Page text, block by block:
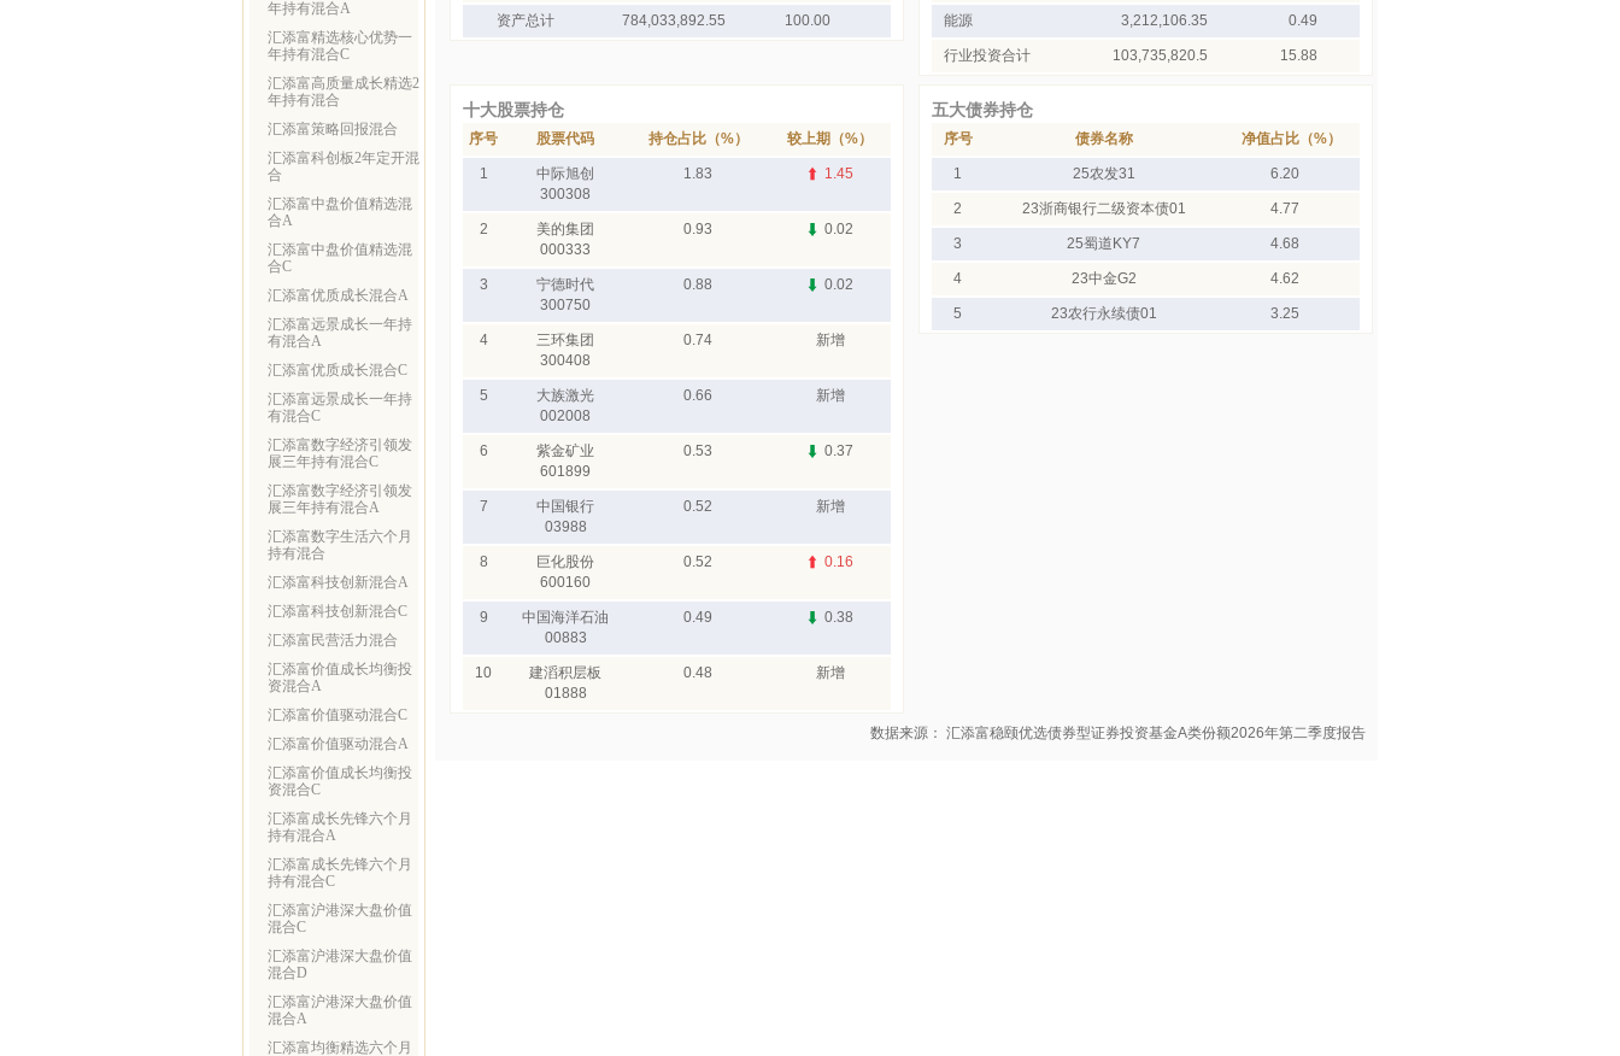
年持有混合A
汇添富精选核心优势一
年持有混合C
汇添富高质量成长精选2
年持有混合
汇添富策略回报混合
汇添富科创板2年定开混
合
汇添富中盘价值精选混
合A
汇添富中盘价值精选混
合C
汇添富优质成长混合A
汇添富远景成长一年持
有混合A
汇添富优质成长混合C
汇添富远景成长一年持
有混合C
汇添富数字经济引领发
展三年持有混合C
汇添富数字经济引领发
展三年持有混合A
汇添富数字生活六个月
持有混合
汇添富科技创新混合A
汇添富科技创新混合C
汇添富民营活力混合
汇添富价值成长均衡投
资混合A
汇添富价值驱动混合C
汇添富价值驱动混合A
汇添富价值成长均衡投
资混合C
汇添富成长先锋六个月
持有混合A
汇添富成长先锋六个月
持有混合C
汇添富沪港深大盘价值
混合C
汇添富沪港深大盘价值
混合D
汇添富沪港深大盘价值
混合A
汇添富均衡精选六个月
资产总计 784,033,892.55 100.00 能源 3,212,106.35 0.49
行业投资合计 103,735,820.5 15.88
十大股票持仓
序号 股票代码 持仓占比（%） 较上期（%）
1
中际旭创
300308
1.83 1.45
2
美的集团
000333
0.93 0.02
3
宁德时代
300750
0.88 0.02
4
三环集团
300408
0.74 新增
5
大族激光
002008
0.66 新增
6
紫金矿业
601899
0.53 0.37
7
中国银行
03988
0.52 新增
8
巨化股份
600160
0.52 0.16
9
中国海洋石油
00883
0.49 0.38
10
建滔积层板
01888
0.48 新增
五大债券持仓
序号 债券名称 净值占比（%）
1 25农发31 6.20
2 23浙商银行二级资本债01 4.77
3 25蜀道KY7 4.68
4 23中金G2 4.62
5 23农行永续债01 3.25
数据来源： 汇添富稳颐优选债券型证券投资基金A类份额2026年第二季度报告